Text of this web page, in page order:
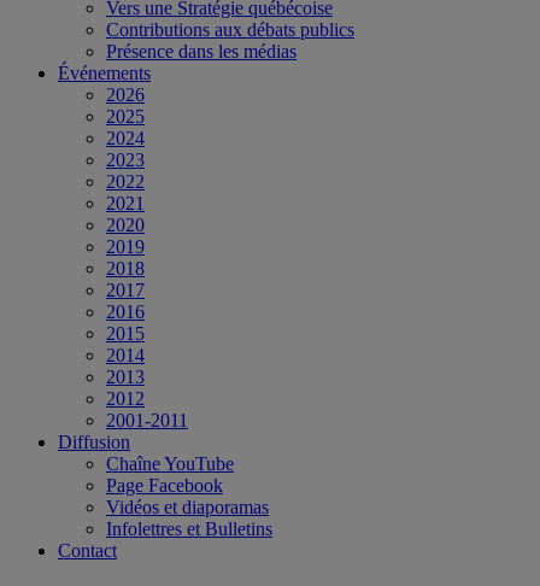
Vers une Stratégie québécoise
Contributions aux débats publics
Présence dans les médias
Événements
2026
2025
2024
2023
2022
2021
2020
2019
2018
2017
2016
2015
2014
2013
2012
2001-2011
Diffusion
Chaîne YouTube
Page Facebook
Vidéos et diaporamas
Infolettres et Bulletins
Contact